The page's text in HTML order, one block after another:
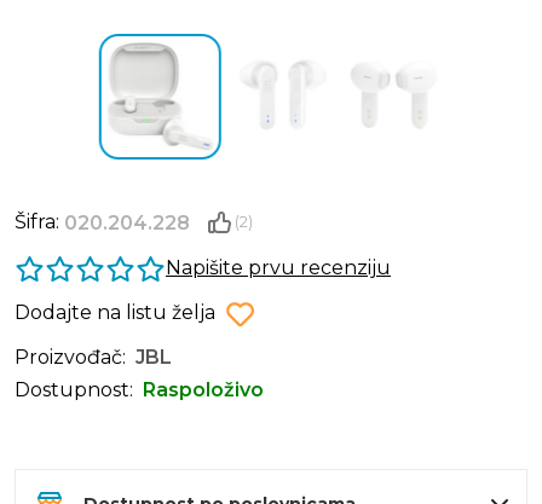
Šifra: 020.204.228 (2)
Napišite prvu recenziju
Dodajte na listu želja
Proizvođač: JBL
Dostupnost:
Raspoloživo